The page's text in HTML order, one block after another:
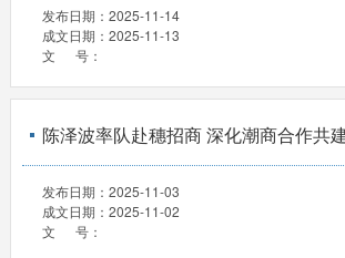
发布日期： 2025-11-14
成文日期： 2025-11-13
文 号：
陈泽波率队赴穗招商 深化潮商合作共
发布日期： 2025-11-03
成文日期： 2025-11-02
文 号：